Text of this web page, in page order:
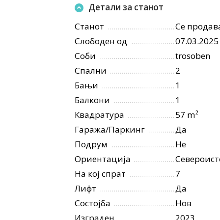
Детали за станот
Станот
Се
Слободен од
07.03.2025
Соби
trosoben
Спални
2
Бањи
1
Балкони
1
Квадратура
57 m²
Гаража/Паркинг
Да
Подрум
Не
Ориентација
На кој спрат
7
Лифт
Да
Состојба
Нов
Изграден
2023